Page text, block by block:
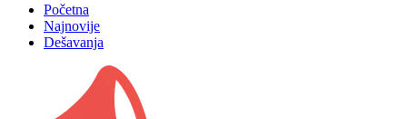
Početna
Najnovije
Dešavanja